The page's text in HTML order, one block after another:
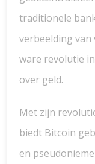
traditionele
verbeelding van
ware revolutie
over geld.
Met zijn
biedt Bitcoin
en